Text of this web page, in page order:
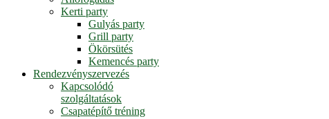
Kerti party
Gulyás party
Grill party
Ökörsütés
Kemencés party
Rendezvényszervezés
Kapcsolódó
szolgáltatások
Csapatépítő tréning